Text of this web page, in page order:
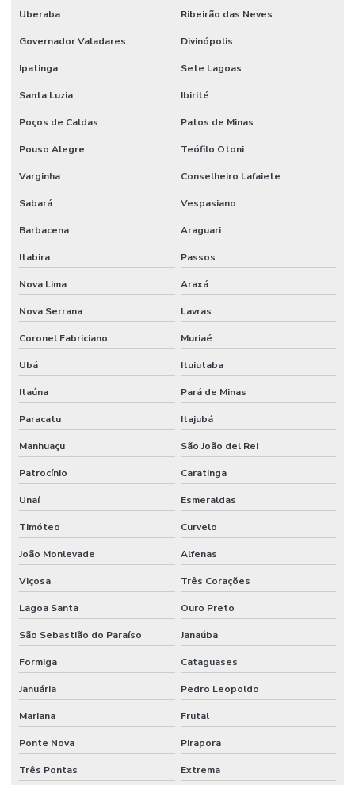
Filtro Hidráulico
Fornecedor De Anel Guia De Nylon Em Mg
Fornecedor De Anel Quadrado De Borracha Tefo
Fornecedor De Cabo De Acionamento Para Máquinas
Fornecedor De Comando Hidráulico Em Belo Horizonte
Fornecedor De Cruzeta Em Minas Gerais
Fornecedor De Filtro De Ar Em Minas Gerais
Fornecedor De Filtro De Óleo Para Motores
Fornecedor De Filtro Hidráulico Em Minas Gerais
Fornecedor De Lâminas Para Terreno Em Mg
Fornecedor De Mangueira Vapor Saturado Em Minas Gerais
Fornecedor De Motor Hidráulico Para Indústria
Fornecedor De Óleo De Motor Em Belo Horizonte
Fornecedor De Solenóide Para Sistemas Hidráulicos
Fornecedor De Terminal Fêmea Unf Em Minas Gerais
Fornecedor De Válvula Reguladora Em Minas Gerais
Fornecedor Terminal Fêmea Jic 37 Graus Mg
Fornecedores De Válvula Segurança Hidráulica Minas Gerais
Gaxeta De Pu Tipo B
Gaxeta Hidráulica
Instalação De Direção Hidráulica Para Máquinas Pesadas
Uberaba Ribeirão das Neves
Governador Valadares Divinópolis
Ipatinga Sete Lagoas
Santa Luzia Ibirité
Poços de Caldas Patos de Minas
Pouso Alegre Teófilo Otoni
Varginha Conselheiro Lafaiete
Sabará Vespasiano
Barbacena Araguari
Itabira Passos
Nova Lima Araxá
Nova Serrana Lavras
Coronel Fabriciano Muriaé
Ubá Ituiutaba
Itaúna Pará de Minas
Paracatu Itajubá
Manhuaçu São João del Rei
Patrocínio Caratinga
Unaí Esmeraldas
Timóteo Curvelo
João Monlevade Alfenas
Viçosa Três Corações
Lagoa Santa Ouro Preto
São Sebastião do Paraíso Janaúba
Formiga Cataguases
Januária Pedro Leopoldo
Mariana Frutal
Ponte Nova Pirapora
Três Pontas Extrema